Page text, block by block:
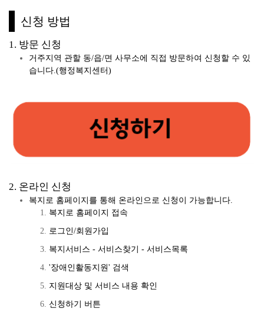
신청 방법
1. 방문 신청
거주지역 관할 동/읍/면 사무소에 직접 방문하여 신청할 수 있
습니다.(행정복지센터)
2. 온라인 신청
복지로 홈페이지를 통해 온라인으로 신청이 가능합니다.
복지로 홈페이지 접속
로그인/회원가입
복지서비스 - 서비스찾기 - 서비스목록
'장애인활동지원' 검색
지원대상 및 서비스 내용 확인
신청하기 버튼